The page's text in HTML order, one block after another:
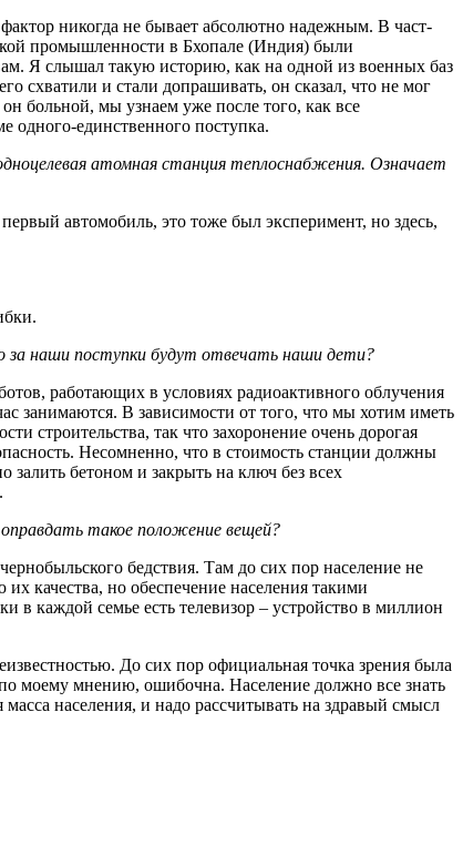
фактор никогда не бывает абсолютно надежным. В част­
промышленности в Бхопале (Индия) были
Я слышал такую историю, как на одной из военных баз
схватили и стали допрашивать, он сказал, что не мог
больной, мы узнаем уже после того, как все
одного-единственного поступка.
атомная станция теплоснабжения. Означает
автомобиль, это тоже был эксперимент, но здесь,
за наши поступки будут отвечать наши дети?
работающих в условиях радиоактивного облучения
занимаются. В зависимости от того, что мы хотим иметь
строительства, так что захоронение очень дорогая
Несомненно, что в стоимость станции должны
бетоном и закрыть на ключ без всех
такое положение вещей?
бедствия. Там до сих пор население не
качества, но обеспечение населения такими
каждой семье есть телевизор – устройство в миллион
До сих пор официальная точка зрения была
моему мнению, ошибочна. Население должно все знать
населения, и надо рассчитывать на здравый смысл